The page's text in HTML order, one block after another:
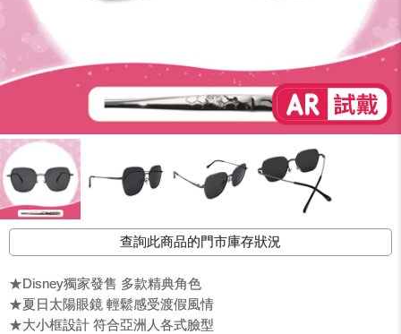
查詢此商品的門市庫存狀況
★Disney獨家發售 多款精典角色
★夏日太陽眼鏡 輕鬆感受渡假風情
★大小框設計 符合亞洲人各式臉型